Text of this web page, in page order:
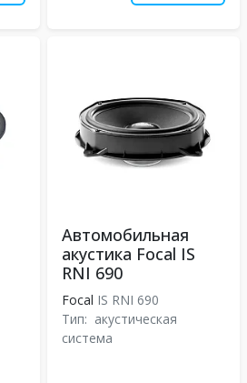
Автомобильная
акустика Focal IS
RNI 690
Focal IS RNI 690
Тип: акустическая
система